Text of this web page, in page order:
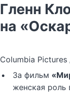
Гленн
на
Columbia
За фильм
женская роль